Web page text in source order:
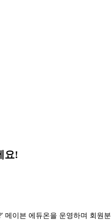
요!
메이븐 에듀온을 운영하며 회원분